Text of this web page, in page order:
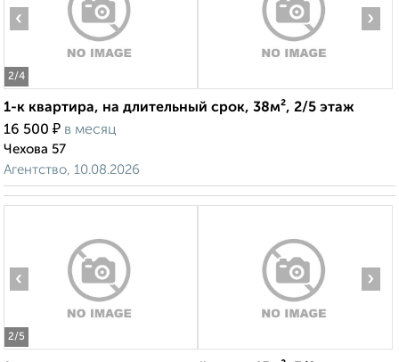
2/4
‹ ›
1-к квартира, на длительный срок, 38м², 2/5 этаж
16 500 ₽ в месяц
Чехова 57
Агентство, 10.08.2026
2/5
‹ ›